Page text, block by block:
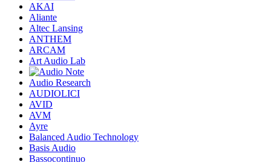
AKAI
Aliante
Altec Lansing
ANTHEM
ARCAM
Art Audio Lab
Audio Research
AUDIOLICI
AVID
AVM
Ayre
Balanced Audio Technology
Basis Audio
Bassocontinuo